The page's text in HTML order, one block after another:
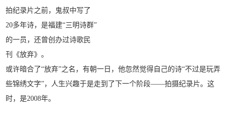
拍纪录片之前，鬼叔中写了
20多年诗，是福建“三明诗群”
的一员，还曾创办过诗歌民
刊《放弃》。
或许暗合了“放弃”之名，有朝一日，他忽然觉得自己的诗“不过是玩弄
些锦绣文字”，人生兴趣于是走到了下一个阶段——拍摄纪录片。这
时，是2008年。